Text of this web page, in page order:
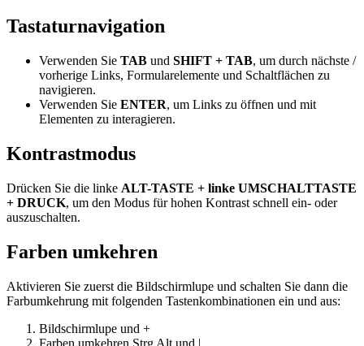
Tastaturnavigation
Verwenden Sie TAB und SHIFT + TAB, um durch nächste /
vorherige Links, Formularelemente und Schaltflächen zu
navigieren.
Verwenden Sie ENTER, um Links zu öffnen und mit
Elementen zu interagieren.
Kontrastmodus
Drücken Sie die linke ALT-TASTE + linke UMSCHALTTASTE
+ DRUCK, um den Modus für hohen Kontrast schnell ein- oder
auszuschalten.
Farben umkehren
Aktivieren Sie zuerst die Bildschirmlupe und schalten Sie dann die
Farbumkehrung mit folgenden Tastenkombinationen ein und aus:
Bildschirmlupe und +
Farben umkehren Strg Alt und |